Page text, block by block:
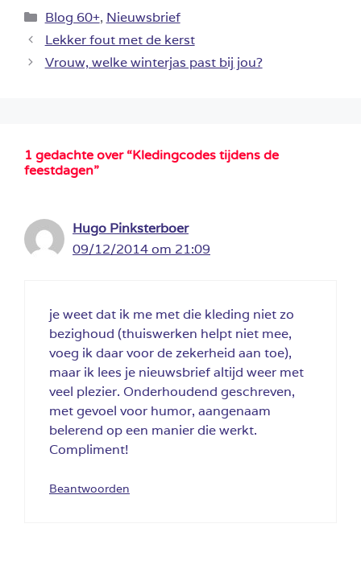
Categorieën
Blog 60+, Nieuwsbrief
Lekker fout met de kerst
Vrouw, welke winterjas past bij jou?
1 gedachte over “Kledingcodes tijdens de
feestdagen”
Hugo Pinksterboer
09/12/2014 om 21:09
je weet dat ik me met die kleding niet zo
bezighoud (thuiswerken helpt niet mee,
voeg ik daar voor de zekerheid aan toe),
maar ik lees je nieuwsbrief altijd weer met
veel plezier. Onderhoudend geschreven,
met gevoel voor humor, aangenaam
belerend op een manier die werkt.
Compliment!
Beantwoorden